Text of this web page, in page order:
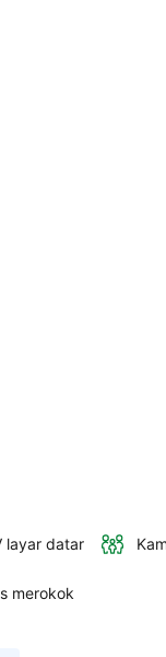
layar datar
merokok